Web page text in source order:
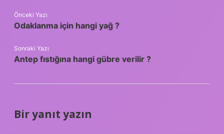
Önceki Yazı
Odaklanma için hangi yağ ?
Sonraki Yazı
Antep fıstığına hangi gübre verilir ?
Bir yanıt yazın